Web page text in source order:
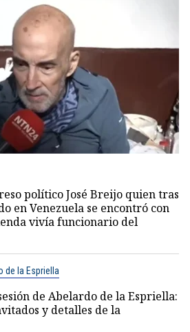
político José Breijo quien tras
en Venezuela se encontró con
vivía funcionario del
de la Espriella
de Abelardo de la Espriella:
y detalles de la